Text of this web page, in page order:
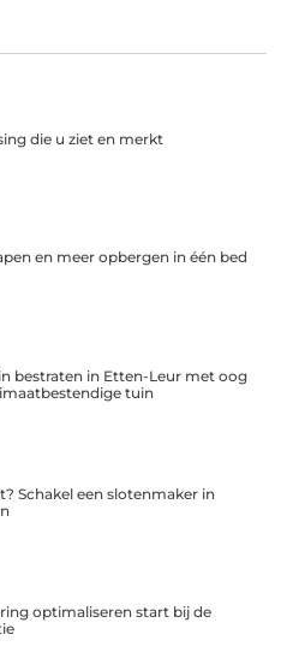
die u ziet en merkt
en meer opbergen in één bed
bestraten in Etten-Leur met oog
tuin
Schakel een slotenmaker in
optimaliseren start bij de